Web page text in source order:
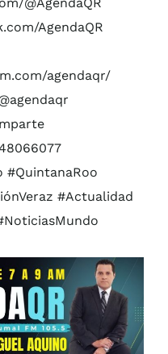
@AgendaQR
AgendaQR
agendaqr/
#QuintanaRoo
#Actualidad